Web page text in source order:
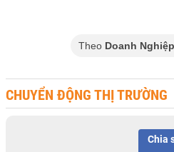
Theo Doanh
CHUYỂN ĐỘNG THỊ TRƯỜNG
Chia